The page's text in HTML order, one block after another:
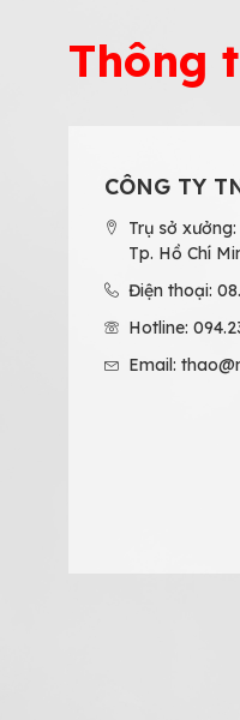
Thông
CÔNG TY
Trụ sở
Tp. Hồ Chí
Điện thoại:
Hotline:
Email: